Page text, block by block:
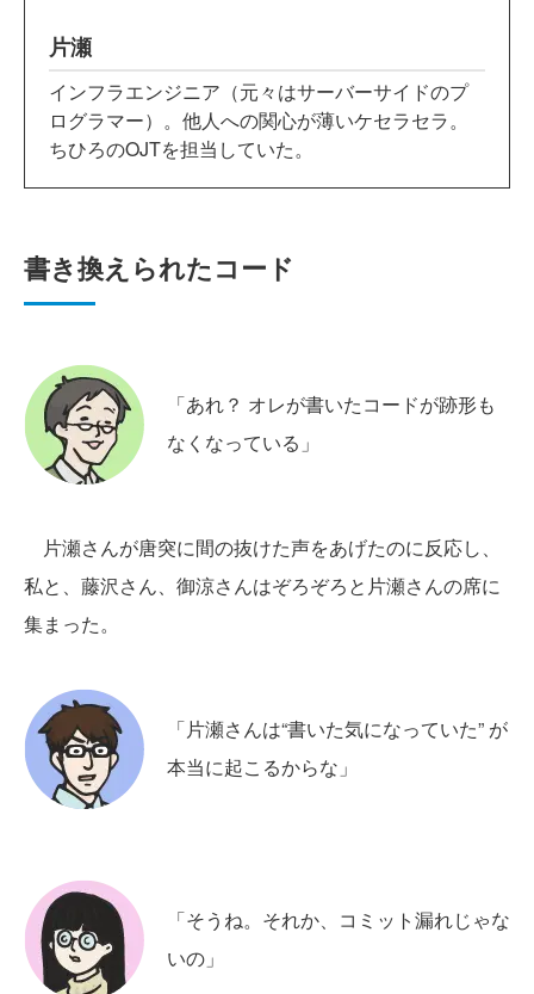
片瀬
インフラエンジニア（元々はサーバーサイドのプ
ログラマー）。他人への関心が薄いケセラセラ。
ちひろのOJTを担当していた。
書き換えられたコード
「あれ？ オレが書いたコードが跡形も
なくなっている」
片瀬さんが唐突に間の抜けた声をあげたのに反応し、
私と、藤沢さん、御涼さんはぞろぞろと片瀬さんの席に
集まった。
「片瀬さんは“書いた気になっていた” が
本当に起こるからな」
「そうね。それか、コミット漏れじゃな
いの」